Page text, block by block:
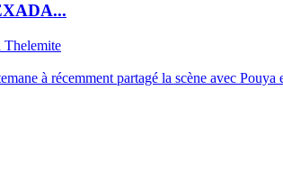
Thelemite
à récemment partagé la scène avec